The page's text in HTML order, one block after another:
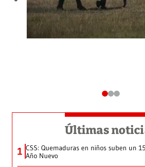
Últimas
1 CSS: Quemaduras en niños suben un
Año Nuevo